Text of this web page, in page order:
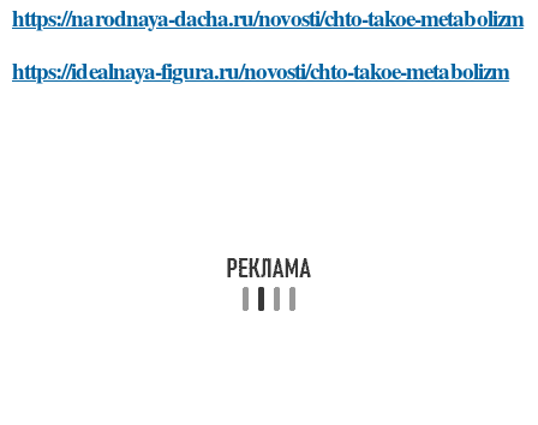
https://narodnaya-dacha.ru/novosti/chto-takoe-metabolizm
https://idealnaya-figura.ru/novosti/chto-takoe-metabolizm